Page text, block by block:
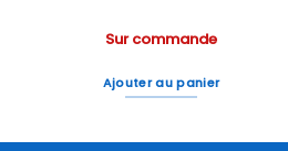
Sur commande
Ajouter au panier